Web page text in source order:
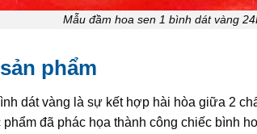
Mẫu đầm hoa sen 1 bình dát vàng
phẩm
dát vàng là sự kết hợp hài hòa giữa 2
phẩm đã phác họa thành công chiếc bình